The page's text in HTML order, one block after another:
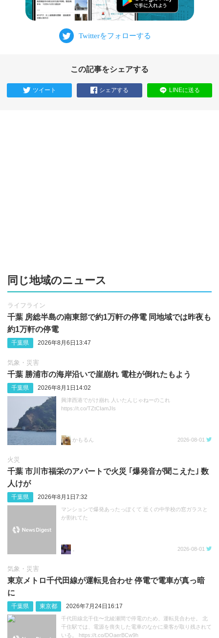
この記事をシェアする
ツイート シェアする LINEに送る
同じ地域のニュース
ライフライン
千葉 房総半島の南東部で約1万軒の停電 同地域では昨夜も
約1万軒の停電
千葉県 2026年8月6日13:47
気象・災害
千葉 勝浦市の海岸沿いで崖崩れ 電柱が倒れたもよう
千葉県 2026年8月1日14:02
興津西港でがけ崩れ 人いたんじゃねーのこれ
https://t.co/TZtCIamJIs
かもるん 2026-08-01
火災
千葉 市川市福栄のアパートで火災 ｢爆発音が聞こえた｣ 数
人けが
千葉県 2026年8月1日7:32
マンションで爆発あったっぽくて 近くの中学校の窓ガラスと
か割れてた
2026-08-01
気象・災害
東京メトロ千代田線が運転見合わせ 停電で電車が真っ暗
に
千葉県 東京都 2026年7月24日16:17
千代田線北千住〜北綾瀬間で停電のため、運転見合わせ。 北
千住駅では、電源を喪失した電車のなかに乗客が取り残されて
いる。 https://t.co/DOaerBCw9h